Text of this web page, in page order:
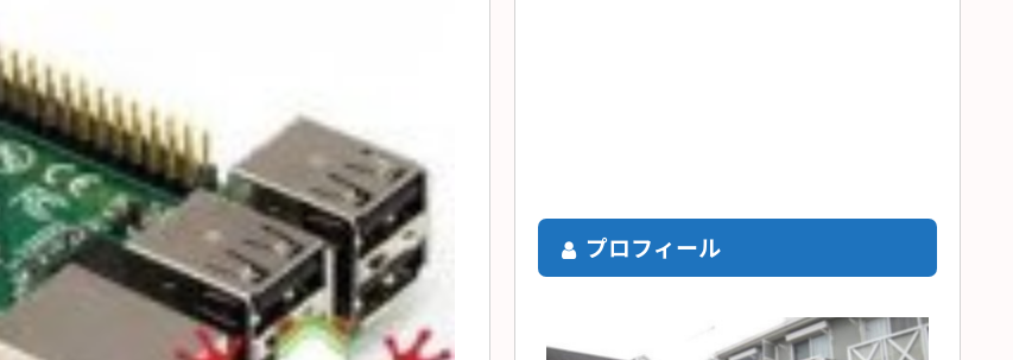
プロフィール